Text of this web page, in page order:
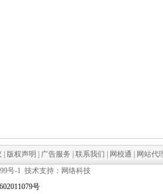
版权声明 广告服务 联系我们 网校通
网站代
号-1 技术支持：网络科技
号